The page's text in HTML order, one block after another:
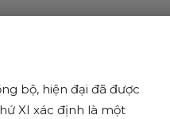
bộ, hiện đại đã được
XI xá‌c định là một